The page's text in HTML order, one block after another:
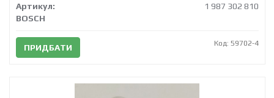
Артикул:
1 987 302 810
BOSCH
ПРИДБАТИ Код: 59702-4